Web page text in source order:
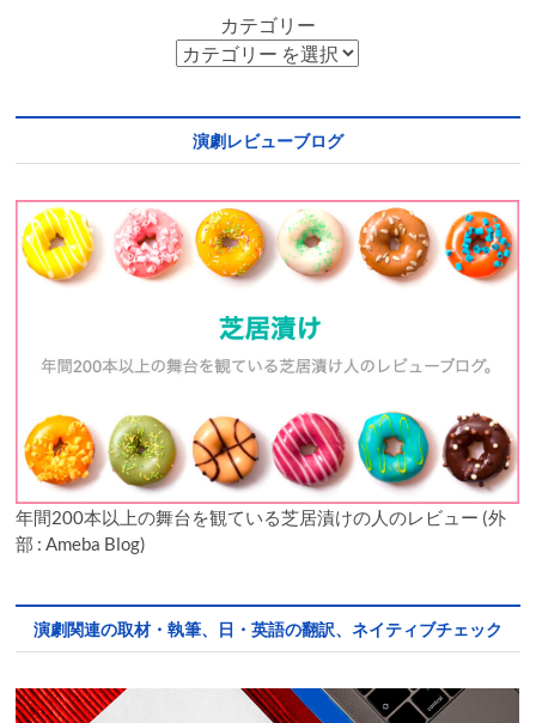
カテゴリー
演劇レビューブログ
年間200本以上の舞台を観ている芝居漬けの人のレビュー (外
部 : Ameba Blog)
演劇関連の取材・執筆、日・英語の翻訳、ネイティブチェック